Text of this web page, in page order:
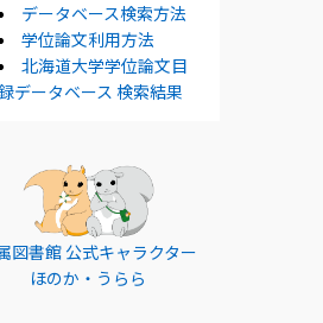
データベース検索方法
学位論文利用方法
北海道大学学位論文目
データベース 検索結果
図書館 公式キャラクター
ほのか・うらら